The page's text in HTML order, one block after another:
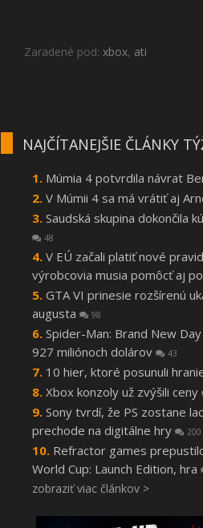
Zaradené pod: xbox, ati
NAJČÍTANEJŠIE ČLÁNKY
Múmia 4 potvrdila návrat
V Múmii 4 sa má vrátiť aj
Saudská skupina dokončila
48
V EÚ začali platiť nové
výrobcovia musia pomôcť aj
GTA VI prinesie rozšírenú
augusta
98
Spider-Man: Brand New
927 miliónoch dolárov
43
10 hier, ktoré posunuli
Xbox konzoly už zvýšili ceny
Sony tvrdí, že PS zostane
prechode na digitálne hry
200
Refractor games
World Cup: Launch Edition, hra
zobraziť viac článkov >